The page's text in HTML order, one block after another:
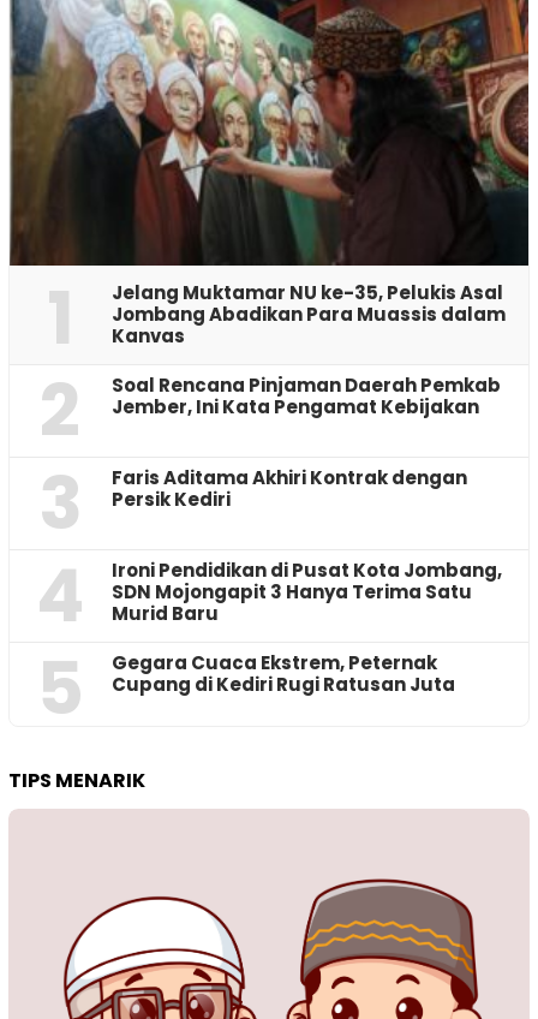
1
Jelang Muktamar NU ke-35, Pelukis Asal
Jombang Abadikan Para Muassis dalam
Kanvas
2
‎Soal Rencana Pinjaman Daerah Pemkab
Jember, Ini Kata Pengamat Kebijakan ‎
3
Faris Aditama Akhiri Kontrak dengan
Persik Kediri
4
Ironi Pendidikan di Pusat Kota Jombang,
SDN Mojongapit 3 Hanya Terima Satu
Murid Baru
5
‎Gegara Cuaca Ekstrem, Peternak
Cupang di Kediri Rugi Ratusan Juta
TIPS MENARIK